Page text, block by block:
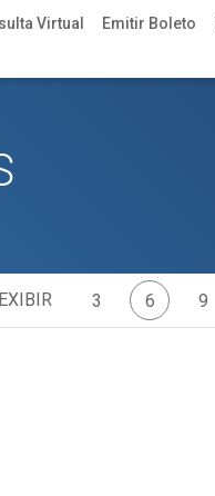
Virtual Emitir Boleto
EXIBIR 3 6 9